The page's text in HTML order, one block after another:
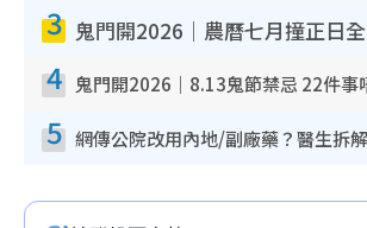
3
4
5